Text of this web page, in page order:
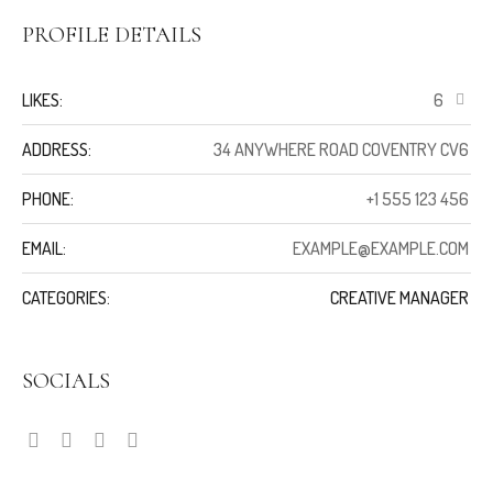
PROFILE DETAILS
LIKES: 6
ADDRESS: 34 ANYWHERE ROAD COVENTRY CV6
PHONE: +1 555 123 456
EMAIL: EXAMPLE@EXAMPLE.COM
CATEGORIES: CREATIVE MANAGER
SOCIALS